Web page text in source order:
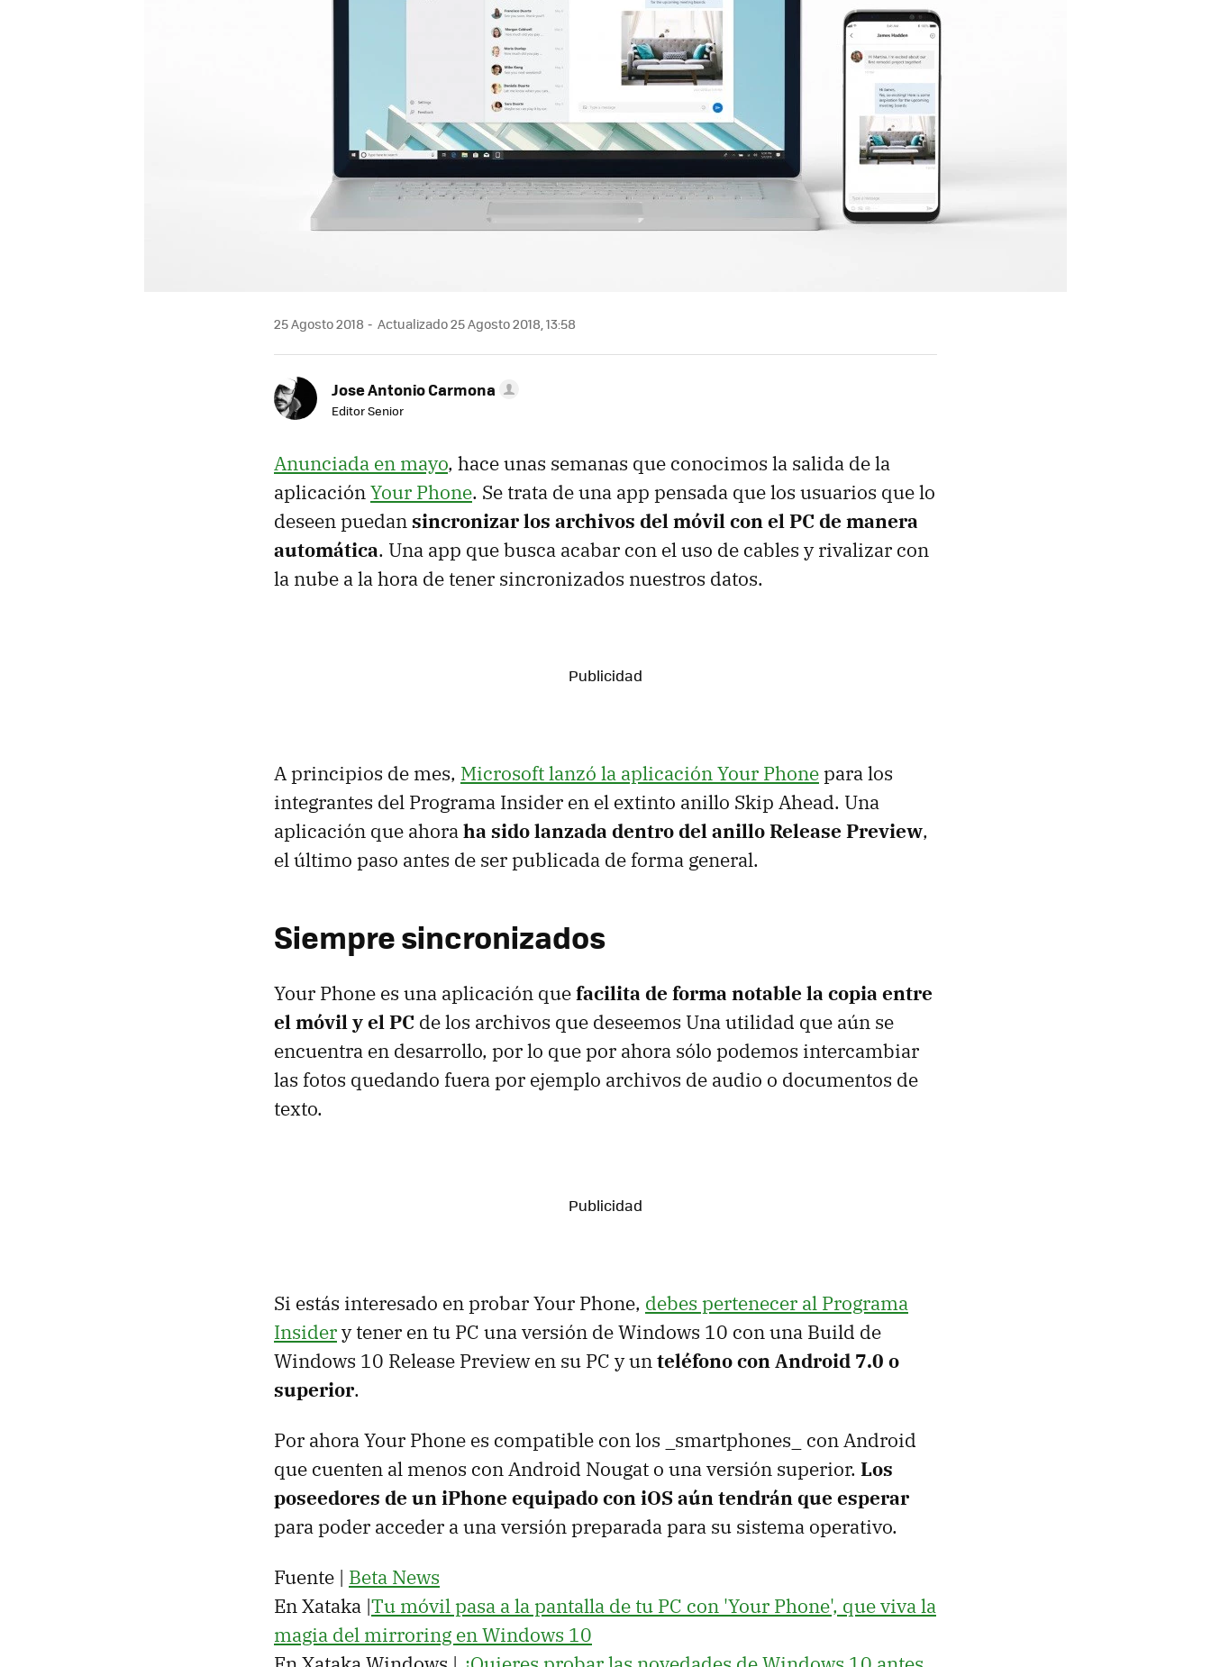
25 Agosto 2018 Actualizado 25 Agosto 2018, 13:58
Jose Antonio Carmona
Editor Senior
Anunciada en mayo, hace unas semanas que conocimos la salida de la
aplicaciónYour Phone. Se trata de una app pensada que los usuarios que lo
deseen puedansincronizar los archivos del móvil con el PC de manera
automática. Una app que busca acabar con el uso de cables y rivalizar con
la nube a la hora de tener sincronizados nuestros datos.
A principios de mes, Microsoft lanzó la aplicación Your Phonepara los
integrantes del Programa Insider en el extinto anillo Skip Ahead. Una
aplicación que ahoraha sido lanzada dentro del anillo Release Preview,
el último paso antes de ser publicada de forma general.
Siempre sincronizados
Your Phone es una aplicación quefacilita de forma notable la copia entre
el móvil y el PC de los archivos que deseemos Una utilidad que aún se
encuentra en desarrollo, por lo que por ahora sólo podemos intercambiar
las fotos quedando fuera por ejemplo archivos de audio o documentos de
texto.
Si estás interesado en probar Your Phone, debes pertenecer al Programa
Insidery tener en tu PC una versión de Windows 10 con una Build de
Windows 10 Release Preview en su PC y unteléfono con Android 7.0 o
superior.
Por ahora Your Phone es compatible con los _smartphones_ con Android
que cuenten al menos con Android Nougat o una versión superior. Los
poseedores de un iPhone equipado con iOS aún tendrán que esperar
para poder acceder a una versión preparada para su sistema operativo.
Fuente | Beta News
En Xataka |Tu móvil pasa a la pantalla de tu PC con 'Your Phone', que viva la
magia del mirroring en Windows 10